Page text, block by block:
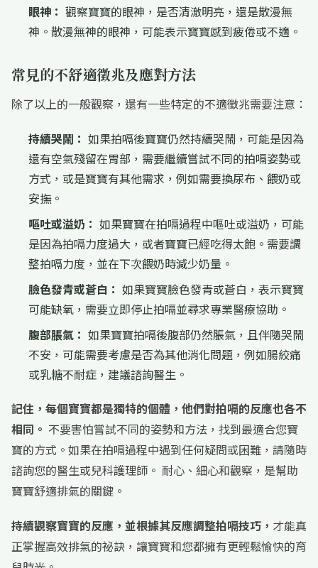
眼神： 觀察寶寶的眼神，是否清澈明亮，還是散漫無
神。散漫無神的眼神，可能表示寶寶感到疲倦或不適。
常見的不舒適徵兆及應對方法
除了以上的一般觀察，還有一些特定的不適徵兆需要注意：
持續哭鬧： 如果拍嗝後寶寶仍然持續哭鬧，可能是因為
還有空氣殘留在胃部，需要繼續嘗試不同的拍嗝姿勢或
方式，或是寶寶有其他需求，例如需要換尿布、餵奶或
安撫。
嘔吐或溢奶： 如果寶寶在拍嗝過程中嘔吐或溢奶，可能
是因為拍嗝力度過大，或者寶寶已經吃得太飽。需要調
整拍嗝力度，並在下次餵奶時減少奶量。
臉色發青或蒼白： 如果寶寶臉色發青或蒼白，表示寶寶
可能缺氧，需要立即停止拍嗝並尋求專業醫療協助。
腹部脹氣： 如果寶寶拍嗝後腹部仍然脹氣，且伴隨哭鬧
不安，可能需要考慮是否為其他消化問題，例如腸絞痛
或乳糖不耐症，建議諮詢醫生。
記住，每個寶寶都是獨特的個體，他們對拍嗝的反應也各不
相同。 不要害怕嘗試不同的姿勢和方法，找到最適合您寶
寶的方式。如果在拍嗝過程中遇到任何疑問或困難，請隨時
諮詢您的醫生或兒科護理師。 耐心、細心和觀察，是幫助
寶寶舒適排氣的關鍵。
持續觀察寶寶的反應，並根據其反應調整拍嗝技巧， 才能真
正掌握高效排氣的祕訣，讓寶寶和您都擁有更輕鬆愉快的育